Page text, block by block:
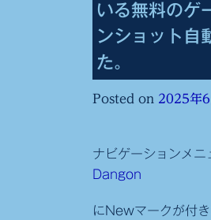
いる無料の
ンショット自
た。
Posted on 2025年
ナビゲーションメ
Dangon
にNewマークが付き